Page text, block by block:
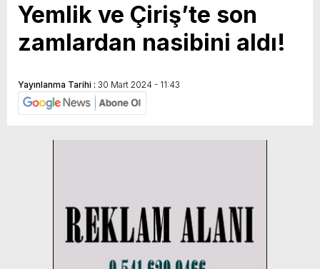
Yemlik ve Çiriş’te son
zamlardan nasibini aldı!
Yayınlanma Tarihi : 30 Mart 2024 - 11:43